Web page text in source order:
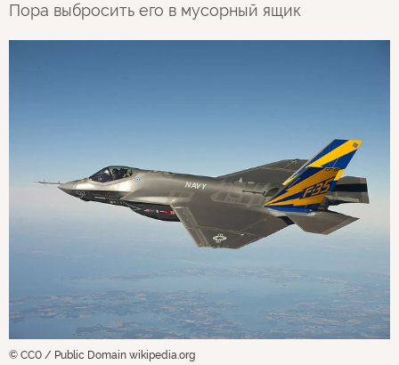
Пора выбросить его в мусорный ящик
© CC0 / Public Domain wikipedia.org